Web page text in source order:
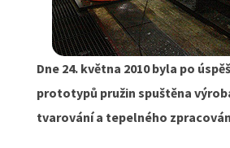
Dne 24. května 2010 byla po
prototypů pružin spuštěna
tvarování a tepelného